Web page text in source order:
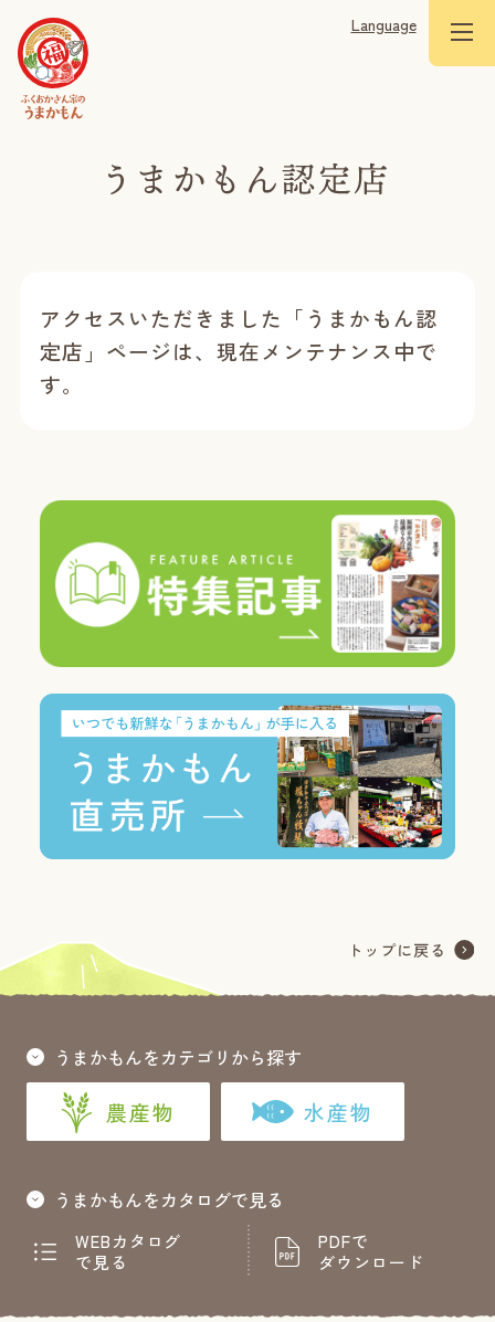
Language
アクセスいただきました「うまかもん認
定店」ページは、現在メンテナンス中で
す。
うまかもんをカテゴリから探す
農産物 水産物
うまかもんをカタログで見る
WEBカタログ
で見る
PDFで
ダウンロード